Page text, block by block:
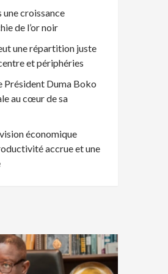
une croissance
de l’or noir
une répartition juste
et périphéries
Président Duma Boko
au cœur de sa
économique
accrue et une